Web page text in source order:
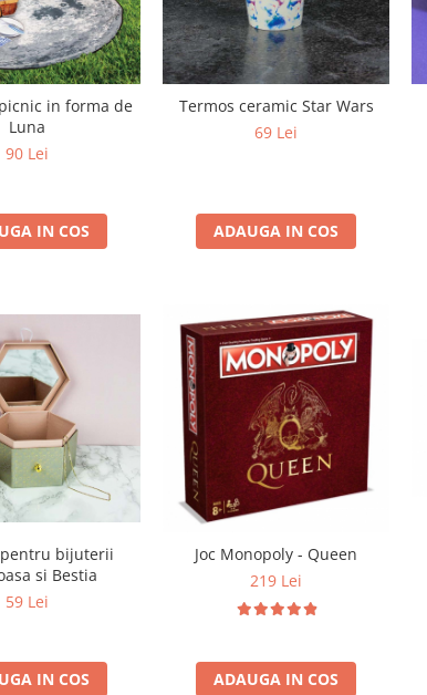
in forma de
Luna
90 Lei
IN COS
Termos ceramic Star Wars
69 Lei
ADAUGA IN COS
bijuterii
si Bestia
59 Lei
IN COS
Joc Monopoly - Queen
219 Lei
ADAUGA IN COS